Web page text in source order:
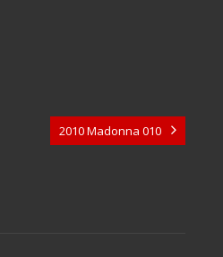
2010 Madonna 010